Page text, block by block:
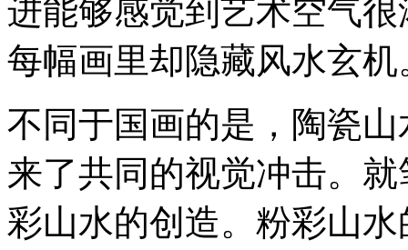
进能够感觉到艺术空气
每幅画里却隐藏风水玄机
不同于国画的是，陶瓷
来了共同的视觉冲击。
彩山水的创造。粉彩山